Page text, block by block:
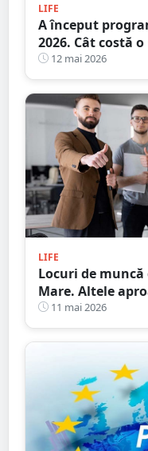
LIFE
A început
2026. Cât costă
principalele
12 mai 2026
LIFE
Locuri de
Mare. Altele
11 mai 2026